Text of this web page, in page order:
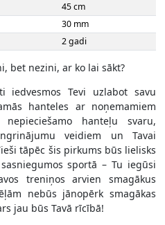
45 cm
30 mm
2 gadi
bet nezini, ar ko lai sākt?
iedvesmos Tevi uzlabot savu
hanteles ar noņemamiem
hanteļu svaru,
veidiem un Tavai
tāpēc šis pirkums būs lielisks
sportā – Tu iegūsi
treniņos arvien smagākus
nebūs jānopērk smagākas
jau būs Tavā rīcībā!